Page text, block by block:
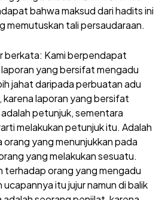
bahwa maksud dari hadits ini
memutuskan tali persaudaraan.
berkata: Kami berpendapat
yang bersifat mengadu
jahat daripada perbuatan adu
karena laporan yang bersifat
petunjuk, sementara
melakukan petunjuk itu. Adalah
orang yang menunjukkan pada
yang melakukan sesuatu.
terhadap orang yang mengadu
itu jujur namun di balik